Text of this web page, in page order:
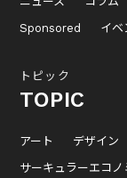
Sponsored
イベ
トピック
TOPIC
アート デザイン
サーキュラーエコノ